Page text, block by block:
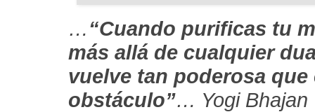
…“Cuando purificas tu
más allá de cualquier
vuelve tan poderosa
obstáculo”… Yogi Bhajan